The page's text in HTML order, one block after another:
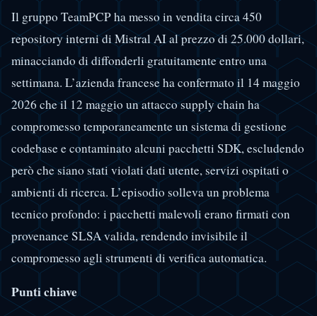
Il gruppo TeamPCP ha messo in vendita circa 450
repository interni di Mistral AI al prezzo di 25.000 dollari,
minacciando di diffonderli gratuitamente entro una
settimana. L’azienda francese ha confermato il 14 maggio
2026 che il 12 maggio un attacco supply chain ha
compromesso temporaneamente un sistema di gestione
codebase e contaminato alcuni pacchetti SDK, escludendo
però che siano stati violati dati utente, servizi ospitati o
ambienti di ricerca. L’episodio solleva un problema
tecnico profondo: i pacchetti malevoli erano firmati con
provenance SLSA valida, rendendo invisibile il
compromesso agli strumenti di verifica automatica.
Punti chiave